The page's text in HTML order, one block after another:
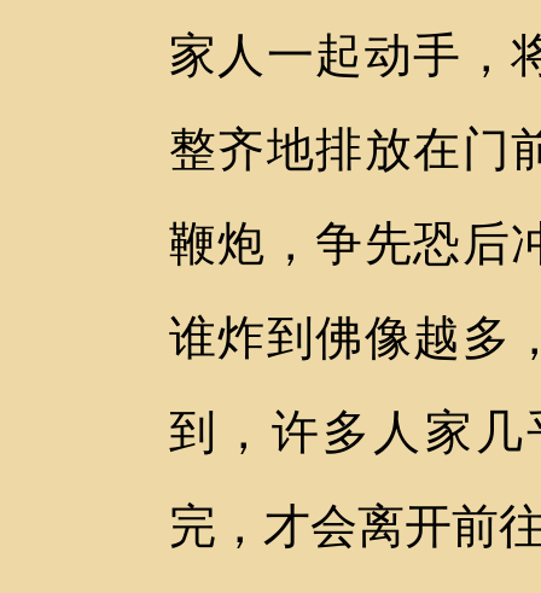
家人一起动手，
整齐地排放在门
鞭炮，争先恐后
谁炸到佛像越多
到，许多人家
完，才会离开前